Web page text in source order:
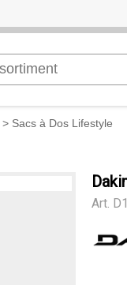
> Sacs à Dos Lifestyle
Art.